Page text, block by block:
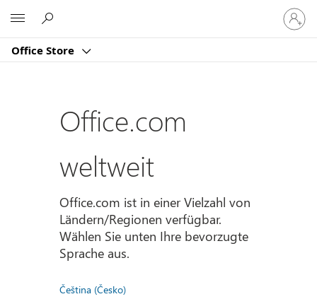
Office Store
Bei
Ihrem
Konto
Office.com
weltweit
Office.com ist in einer Vielzahl von
Ländern/Regionen verfügbar.
Wählen Sie unten Ihre bevorzugte
Sprache aus.
Čeština (Česko)